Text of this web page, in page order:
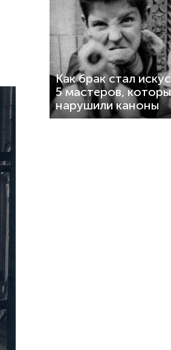
Как брак стал
5 мастеров,
нарушили каноны